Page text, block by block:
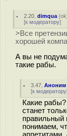
2.20 ,dimqua (ok
[к модератору]
>Все
хорошей
А вы не
такие рабы.
3.47 ,Аноним
[к модератору
Какие рабы?
станет
правильный
понимаем,